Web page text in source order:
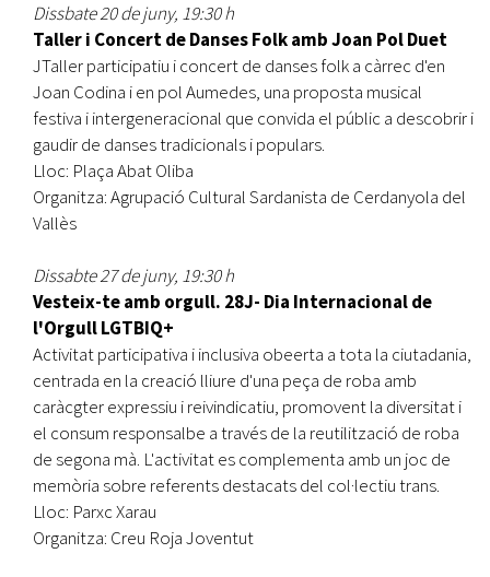
Dissbate 20 de juny, 19:30 h
Taller i Concert de Danses Folk amb Joan Pol Duet
JTaller participatiu i concert de danses folk a càrrec d'en
Joan Codina i en pol Aumedes, una proposta musical
festiva i intergeneracional que convida el públic a descobrir i
gaudir de danses tradicionals i populars.
Lloc: Plaça Abat Oliba
Organitza: Agrupació Cultural Sardanista de Cerdanyola del
Vallès
Dissabte 27 de juny, 19:30 h
Vesteix-te amb orgull. 28J- Dia Internacional de
l'Orgull LGTBIQ+
Activitat participativa i inclusiva obeerta a tota la ciutadania,
centrada en la creació lliure d'una peça de roba amb
caràcgter expressiu i reivindicatiu, promovent la diversitat i
el consum responsalbe a través de la reutilització de roba
de segona mà. L'activitat es complementa amb un joc de
memòria sobre referents destacats del col·lectiu trans.
Lloc: Parxc Xarau
Organitza: Creu Roja Joventut